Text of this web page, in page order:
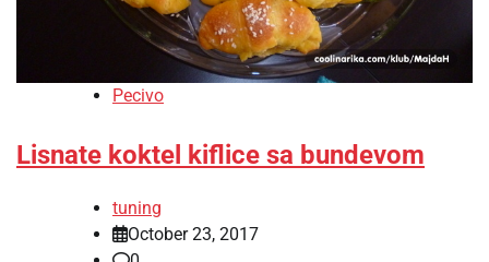
Pecivo
Lisnate koktel kiflice sa bundevom
tuning
October 23, 2017